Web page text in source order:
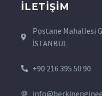
İLETIŞIM
Postane Mahallesi
İSTANBUL
+90 216 395 50 90